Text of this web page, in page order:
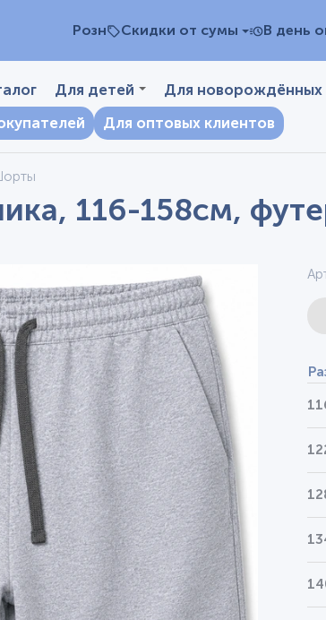
Розн Скидки от сумы В день
Для детей Для новорождённых
Для оптовых клиентов
116-158см,